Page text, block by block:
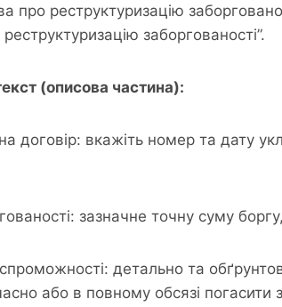
про реструктуризацію
заборгованості”.
(описова частина):
договір: вкажіть номер та дату
зазначне точну суму
детально та
або в повному обсязі погасити